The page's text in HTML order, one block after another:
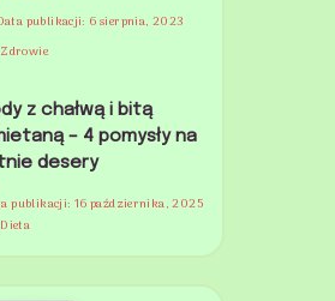
publikacji: 6 sierpnia, 2023
Zdrowie
z chałwą i bitą
– 4 pomysły na
desery
publikacji: 16 października, 2025
Dieta